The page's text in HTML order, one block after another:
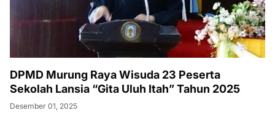
DPMD Murung Raya Wisuda 23 Peserta
Sekolah Lansia “Gita Uluh Itah” Tahun 2025
Desember 01, 2025